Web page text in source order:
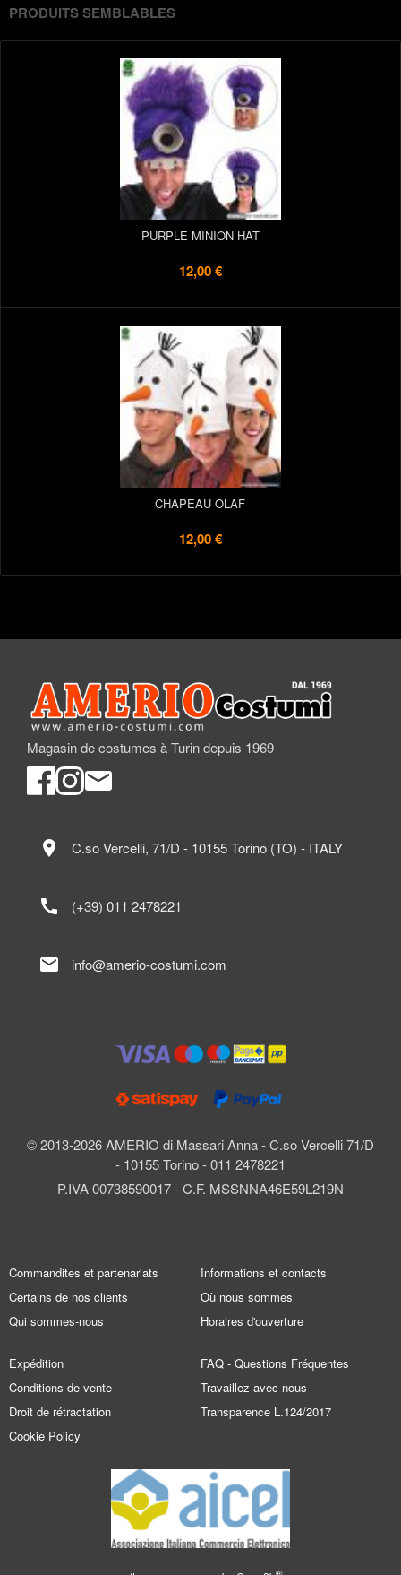
PRODUITS SEMBLABLES
PURPLE MINION HAT
12,00 €
CHAPEAU OLAF
12,00 €
Magasin de costumes à Turin depuis 1969
© 2013-2026 AMERIO di Massari Anna - C.so Vercelli 71/D
- 10155 Torino - 011 2478221
P.IVA 00738590017 - C.F. MSSNNA46E59L219N
location_on C.so Vercelli, 71/D - 10155 Torino (TO) - ITALY
call (+39) 011 2478221
mail info@amerio-costumi.com
Commandites et partenariats
Certains de nos clients
Qui sommes-nous
Informations et contacts
Où nous sommes
Horaires d'ouverture
Expédition
Conditions de vente
Droit de rétractation
Cookie Policy
FAQ - Questions Fréquentes
Travaillez avec nous
Transparence L.124/2017